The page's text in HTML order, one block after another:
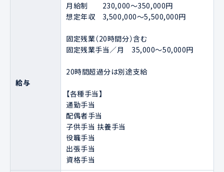
給与
月給制　　230,000～350,000円
想定年収　3,500,000～5,500,000円
固定残業（20時間分）含む
固定残業手当／月　35,000～50,000円
20時間超過分は別途支給
【各種手当】
通勤手当
配偶者手当
子供手当 扶養手当
役職手当
出張手当
資格手当